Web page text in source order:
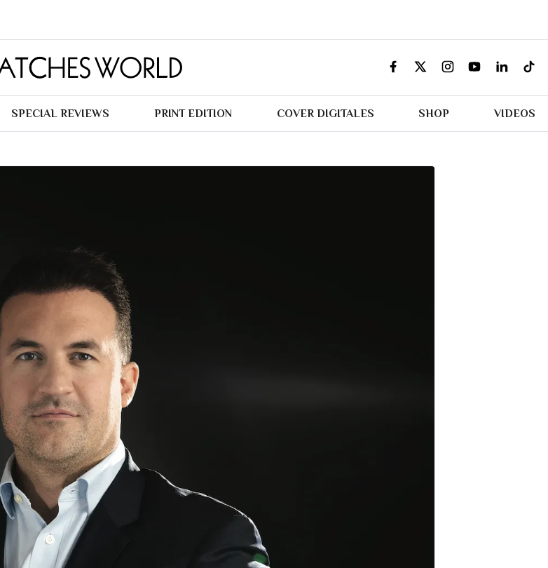
SPECIAL REVIEWS PRINT EDITION COVER DIGITALES SHOP VIDEOS